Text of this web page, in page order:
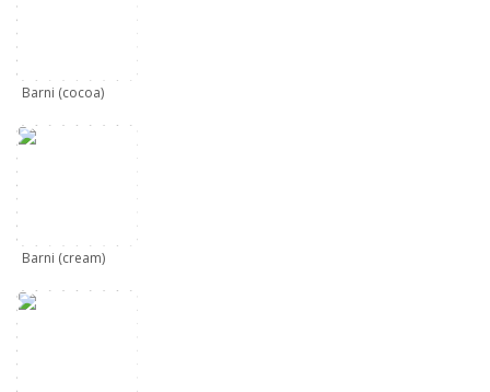
Barni (cocoa)
Barni (cream)